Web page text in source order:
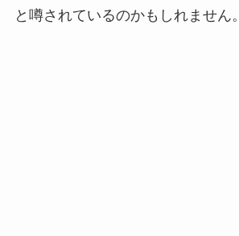
と噂されているのかもしれません。